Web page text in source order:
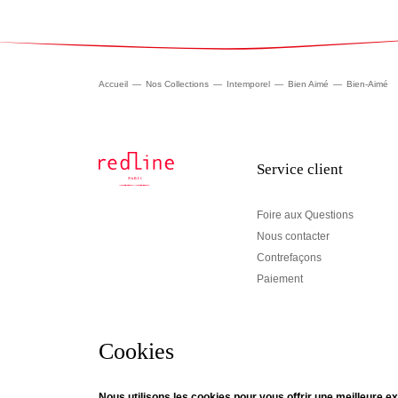
Cookies
Accueil Nos Collections Intemporel Bien Aimé Bien-Aimé
Service client
Foire aux Questions
Nous contacter
Contrefaçons
Paiement
Newsletter